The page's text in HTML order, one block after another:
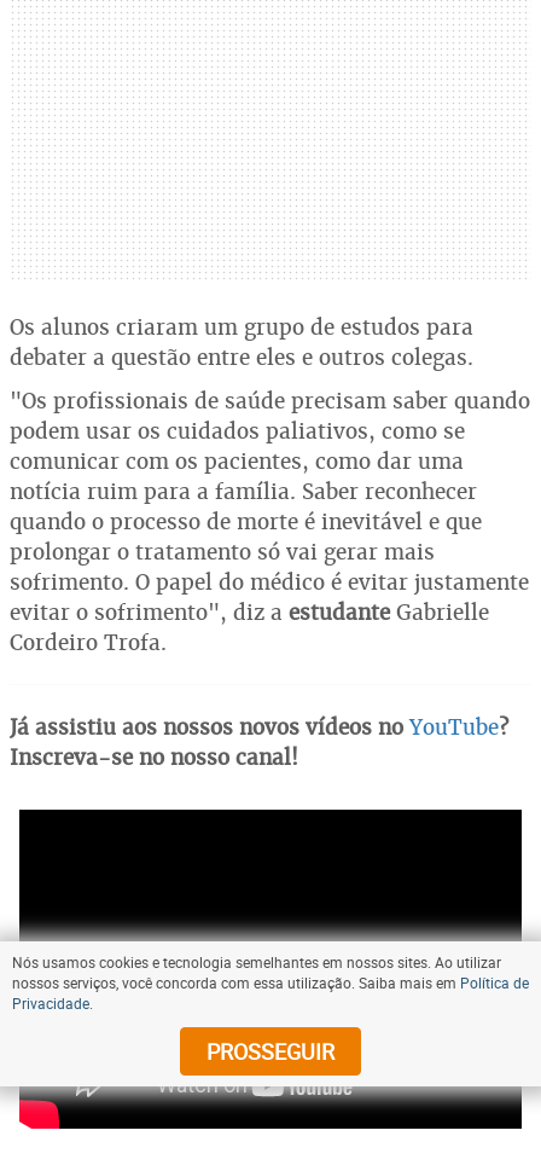
Os alunos criaram um grupo de estudos para
debater a questão entre eles e outros colegas.
"Os profissionais de saúde precisam saber quando
podem usar os cuidados paliativos, como se
comunicar com os pacientes, como dar uma
notícia ruim para a família. Saber reconhecer
quando o processo de morte é inevitável e que
prolongar o tratamento só vai gerar mais
sofrimento. O papel do médico é evitar justamente
evitar o sofrimento", diz a estudanteGabrielle
Cordeiro Trofa.
Já assistiu aos nossos novos vídeos noYouTube?
Inscreva-se no nosso canal!
Nós usamos cookies e tecnologia semelhantes em nossos sites. Ao utilizar
nossos serviços, você concorda com essa utilização. Saiba mais em Política de
Privacidade
PROSSEGUIR